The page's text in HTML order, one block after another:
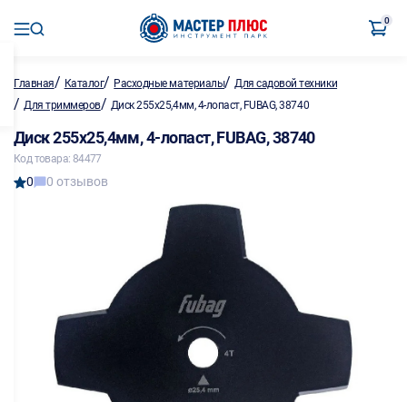
0
Главная/ Каталог/ Расходные материалы/Для садовой техники
/ Для триммеров/ Диск 255х25,4мм, 4-лопаст, FUBAG, 38740
Диск 255х25,4мм, 4-лопаст, FUBAG, 38740
Код товара: 84477
0 0 отзывов